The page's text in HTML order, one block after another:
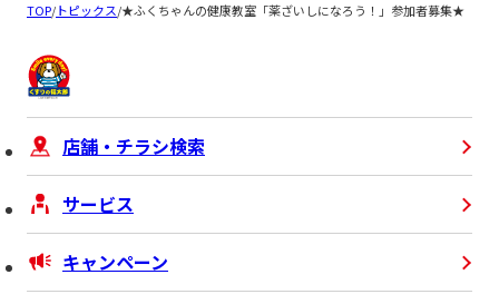
TOP/トピックス/★ふくちゃんの健康教室「薬ざいしになろう！」参加者募集★
店舗・チラシ検索
サービス
キャンペーン